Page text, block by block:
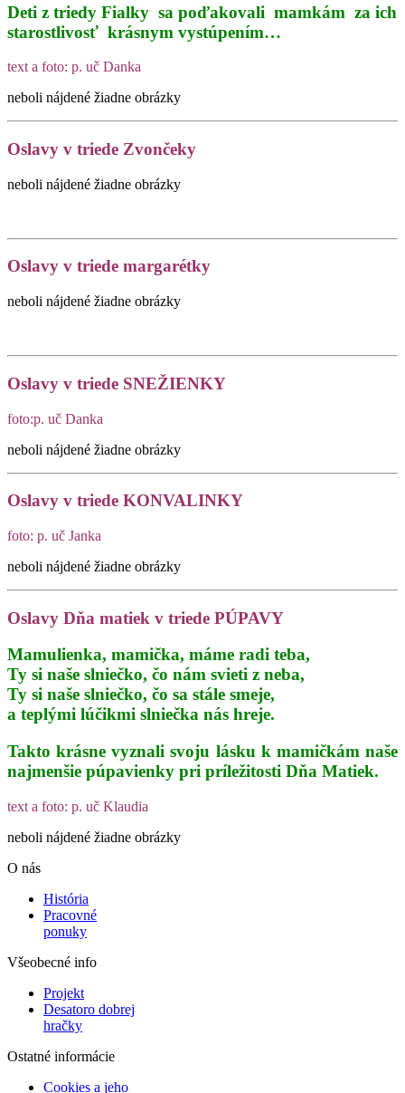
Deti z triedy Fialky sa poďakovali mamkám za ich
starostlivosť krásnym vystúpením…
text a foto: p. uč Danka
neboli nájdené žiadne obrázky
Oslavy v triede Zvončeky
neboli nájdené žiadne obrázky
Oslavy v triede margarétky
neboli nájdené žiadne obrázky
Oslavy v triede SNEŽIENKY
foto:p. uč Danka
neboli nájdené žiadne obrázky
Oslavy v triede KONVALINKY
foto: p. uč Janka
neboli nájdené žiadne obrázky
Oslavy Dňa matiek v triede PÚPAVY
Mamulienka, mamička, máme radi teba,
Ty si naše slniečko, čo nám svieti z neba,
Ty si naše slniečko, čo sa stále smeje,
a teplými lúčikmi slniečka nás hreje.
Takto krásne vyznali svoju lásku k mamičkám naše
najmenšie púpavienky pri príležitosti Dňa Matiek.
text a foto: p. uč Klaudia
neboli nájdené žiadne obrázky
O nás
História
Pracovné
ponuky
Všeobecné info
Projekt
Desatoro dobrej
hračky
Ostatné informácie
Cookies a jeho